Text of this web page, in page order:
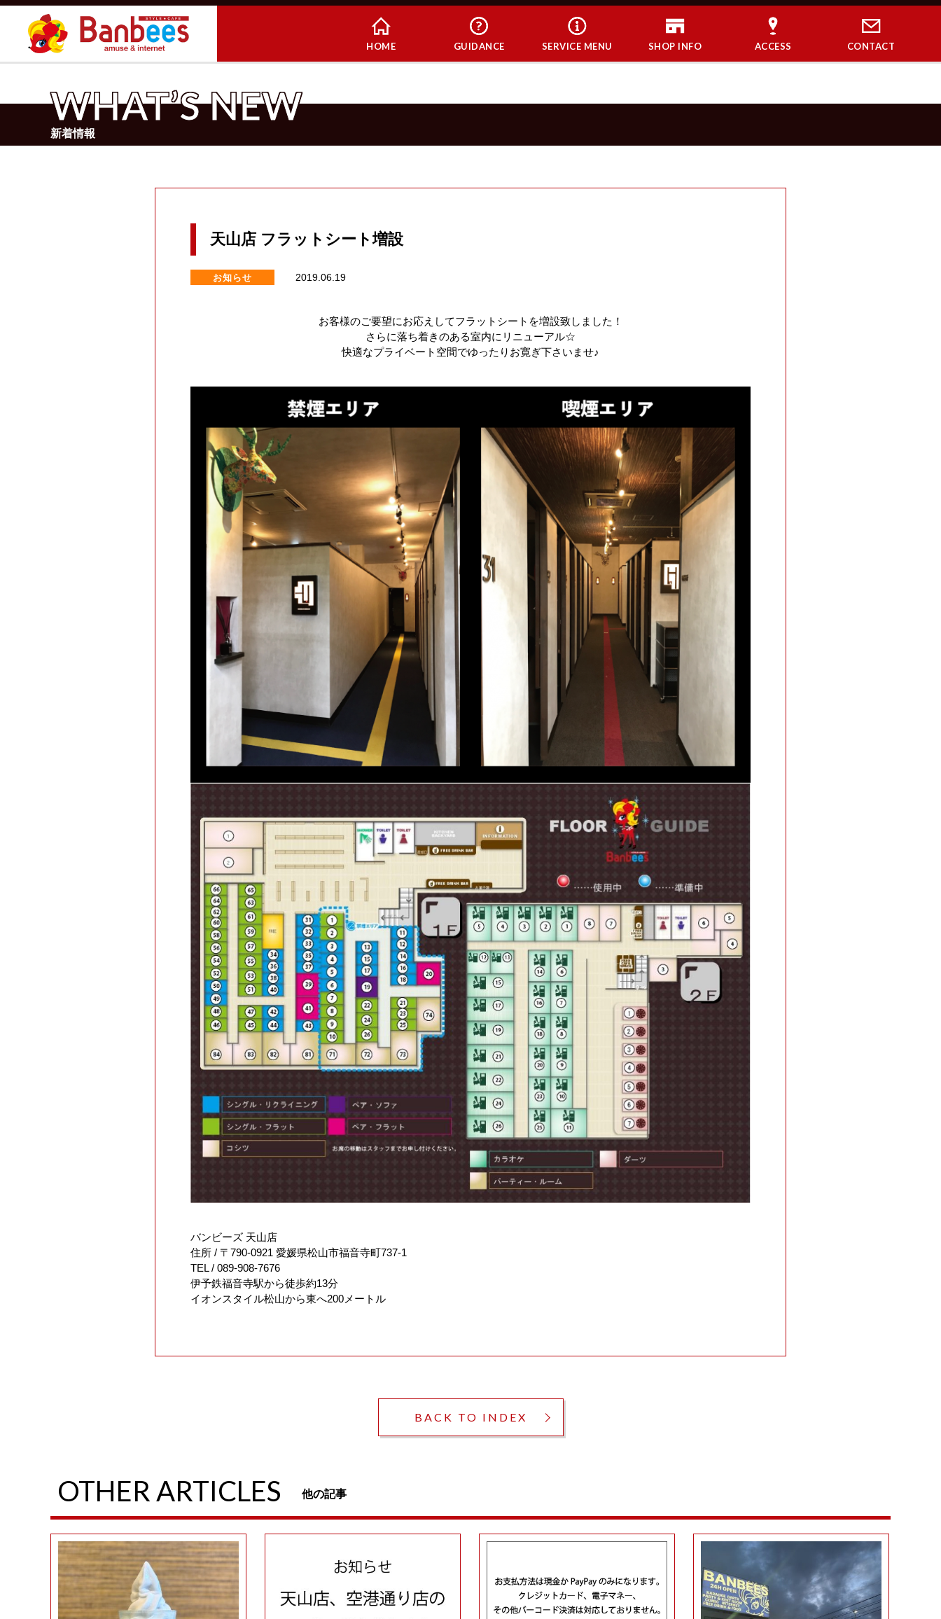
HOME GUIDANCE SERVICE MENU SHOP INFO ACCESS CONTACT
WHAT’S NEW
新着情報
天山店 フラットシート増設
お知らせ 2019.06.19
お客様のご要望にお応えしてフラットシートを増設致しました！
さらに落ち着きのある室内にリニューアル☆
快適なプライベート空間でゆったりお寛ぎ下さいませ♪
バンビーズ 天山店
住所 / 〒790-0921 愛媛県松山市福音寺町737-1
TEL / 089-908-7676
伊予鉄福音寺駅から徒歩約13分
イオンスタイル松山から東へ200メートル
BACK TO INDEX
OTHER ARTICLES 他の記事